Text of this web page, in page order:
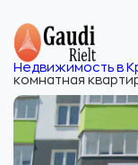
Недвижимость в
комнатная